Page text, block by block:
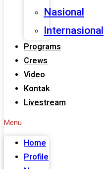
Nasional
Internasional
Programs
Crews
Video
Kontak
Livestream
Menu
Home
Profile